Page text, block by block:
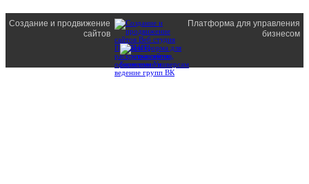
Создание и продвижение
сайтов
Платформа для управления
бизнесом